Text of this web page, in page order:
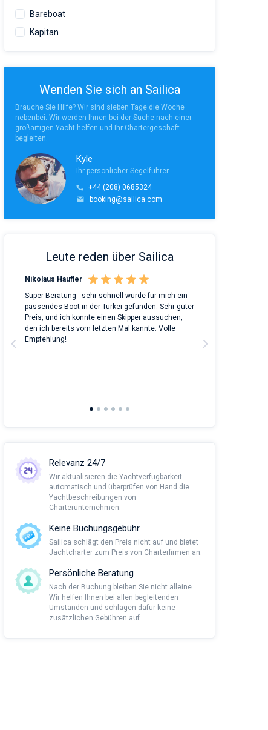
Bareboat
Kapitan
Wenden Sie sich an Sailica
Brauche Sie Hilfe? Wir sind sieben Tage die Woche
nebenbei. Wir werden Ihnen bei der Suche nach einer
großartigen Yacht helfen und Ihr Chartergeschäft
begleiten.
Kyle
Ihr persönlicher Segelführer
+44 (208) 0685324
booking@sailica.com
Leute reden über Sailica
Nikolaus Haufler
Super Beratung - sehr schnell wurde für mich ein
passendes Boot in der Türkei gefunden. Sehr guter
Preis, und ich konnte einen Skipper aussuchen,
den ich bereits vom letzten Mal kannte. Volle
Empfehlung!
Relevanz 24/7
Wir aktualisieren die Yachtverfügbarkeit
automatisch und überprüfen von Hand die
Yachtbeschreibungen von
Charterunternehmen.
Keine Buchungsgebühr
Sailica schlägt den Preis nicht auf und bietet
Jachtcharter zum Preis von Charterfirmen an.
Persönliche Beratung
Nach der Buchung bleiben Sie nicht alleine.
Wir helfen Ihnen bei allen begleitenden
Umständen und schlagen dafür keine
zusätzlichen Gebühren auf.